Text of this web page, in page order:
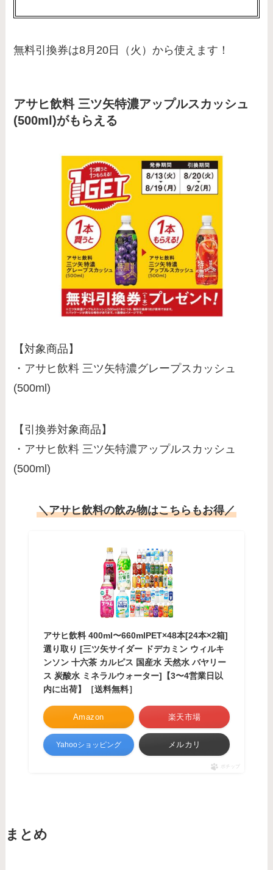
無料引換券は8月20日（火）から使えます！
アサヒ飲料 三ツ矢特濃アップルスカッシュ
(500ml)がもらえる
【対象商品】
・アサヒ飲料 三ツ矢特濃グレープスカッシュ
(500ml)
【引換券対象商品】
・アサヒ飲料 三ツ矢特濃アップルスカッシュ
(500ml)
＼アサヒ飲料の飲み物はこちらもお得／
アサヒ飲料 400ml〜660mlPET×48本[24本×2箱]
選り取り [三ツ矢サイダー ドデカミン ウィルキ
ンソン 十六茶 カルピス 国産水 天然水 バヤリー
ス 炭酸水 ミネラルウォーター]【3〜4営業日以
内に出荷】［送料無料］
Amazon 楽天市場
Yahooショッピング メルカリ
ポチップ
まとめ